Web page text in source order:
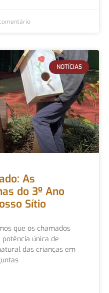
NOTÍCIAS
As
do 3º Ano
Sítio
que os chamados
única de
das crianças em